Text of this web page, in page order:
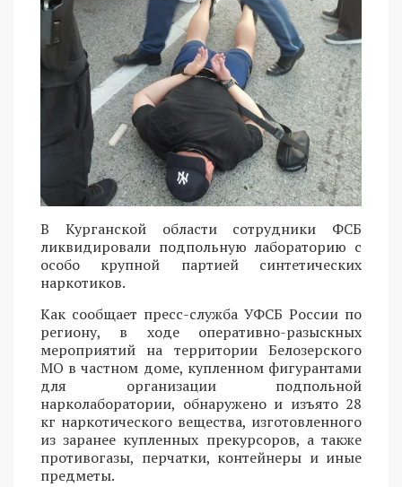
В Курганской области сотрудники ФСБ
ликвидировали подпольную лабораторию с
особо крупной партией синтетических
наркотиков.
Как сообщает пресс-служба УФСБ России по
региону, в ходе оперативно-разыскных
мероприятий на территории Белозерского
МО в частном доме, купленном фигурантами
для организации подпольной
нарколаборатории, обнаружено и изъято 28
кг наркотического вещества, изготовленного
из заранее купленных прекурсоров, а также
противогазы, перчатки, контейнеры и иные
предметы.